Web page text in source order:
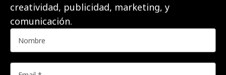
creatividad, publicidad, marketing, y
comunicación.